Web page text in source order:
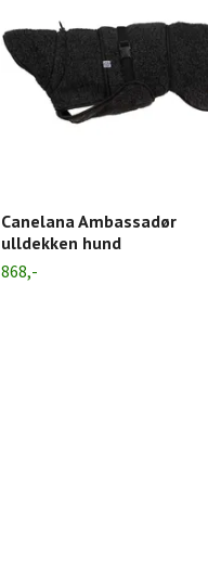
Canelana Ambassadør
ulldekken hund
868,-